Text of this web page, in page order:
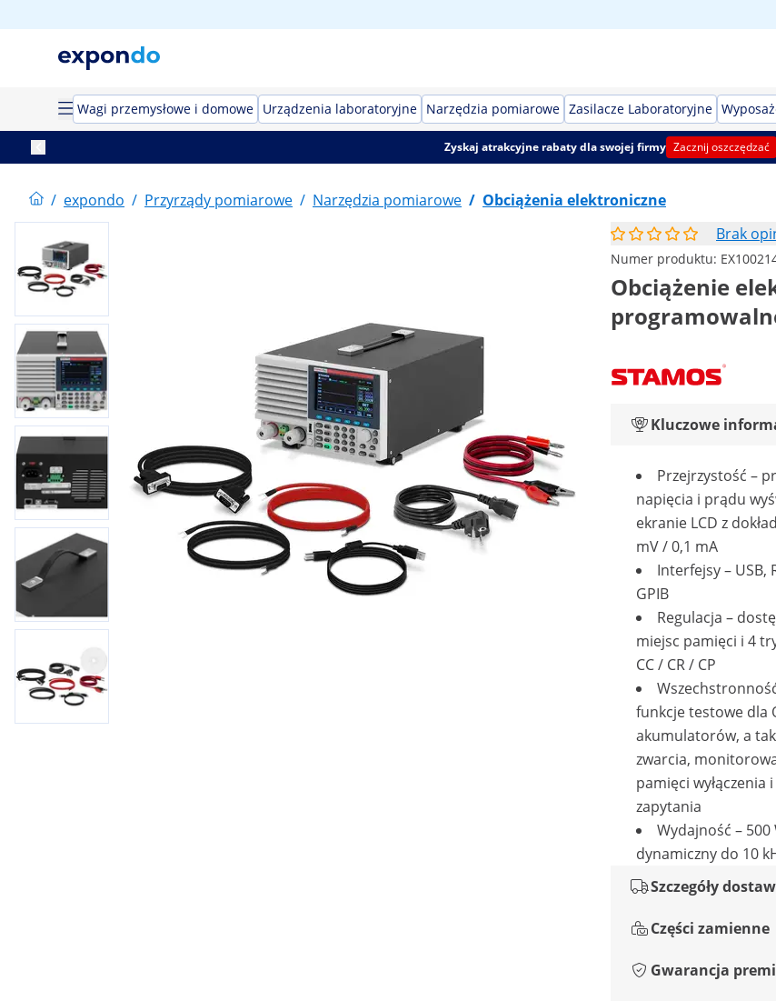
Wagi przemysłowe i domowe Urządzenia laboratoryjne Narzędzia pomiarowe Zasilacze Laboratoryjne
Zyskaj atrakcyjne rabaty dla swojej firmy Zacznij oszczędzać
/ expondo / Przyrządy pomiarowe / Narzędzia pomiarowe / Obciążenia elektroniczne
Brak
Numer produktu:
Obciążenie
Kluczowe
Przejrzystość –
napięcia i prądu
ekranie LCD z
mV / 0,1 mA
Interfejsy – USB,
GPIB
Regulacja –
miejsc pamięci i 4
CC / CR / CP
funkcje testowe dla
akumulatorów, a
zwarcia,
pamięci wyłączenia
zapytania
Wydajność –
dynamiczny do 10
Szczegóły
Części zamienne
Gwarancja